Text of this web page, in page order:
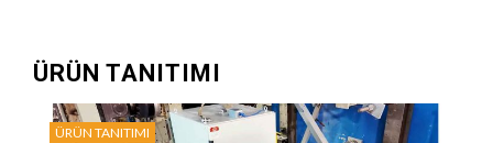
ÜRÜN TANITIMI
ÜRÜN TANITIMI